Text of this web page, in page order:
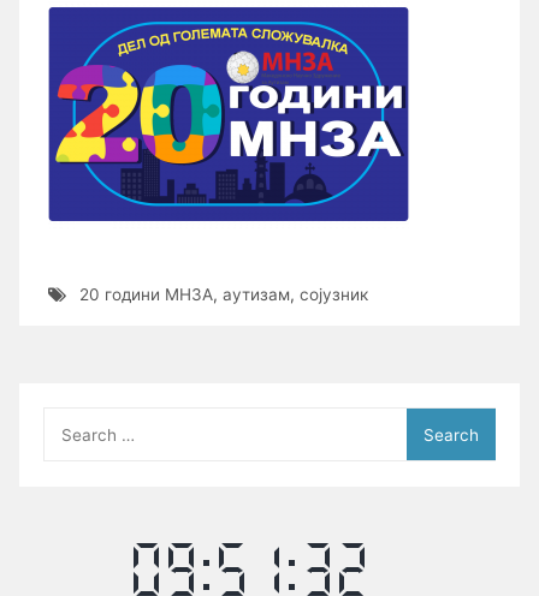
20 години МНЗА, аутизам, сојузник
for: